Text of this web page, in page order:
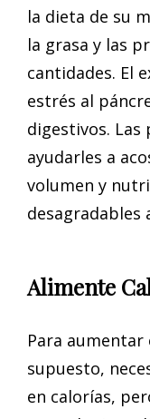
la dieta de su
la grasa y las
cantidades. El
estrés al
digestivos. Las
ayudarles a
volumen y
desagradables
Alimente
Para
supuesto,
en calorías,